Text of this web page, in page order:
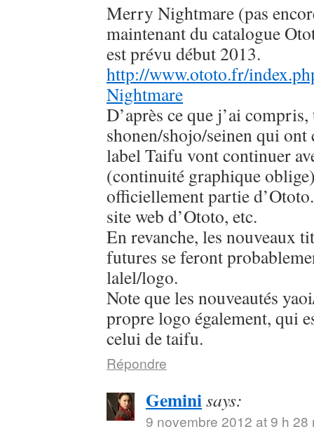
Merry Nightmare (pas
maintenant du catalogue
est prévu début 2013.
http://www.ototo.fr/
Nightmare
D’après ce que j’ai
shonen/shojo/seinen qui ont
label Taifu vont continuer
(continuité graphique
officiellement partie
site web d’Ototo, etc.
En revanche, les nouveaux
futures se feront
lalel/logo.
Note que les nouveautés
propre logo également, qui
celui de taifu.
Répondre
Geminisays:
9 novembre 2012 at 9 h 28